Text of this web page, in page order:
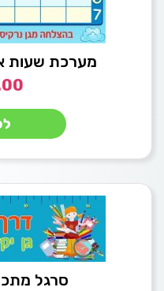
מערכת שעות
סרגל מתכת 15 סמ